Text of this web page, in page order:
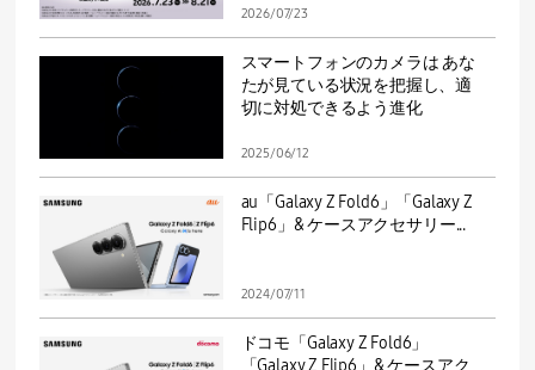
2026/07/23
スマートフォンのカメラは あな
たが見ている状況を把握し、適
切に対処できるよう進化
2025/06/12
au「Galaxy Z Fold6」「Galaxy Z
Flip6」& ケースアクセサリー...
2024/07/11
ドコモ「Galaxy Z Fold6」
「Galaxy Z Flip6」& ケースアク